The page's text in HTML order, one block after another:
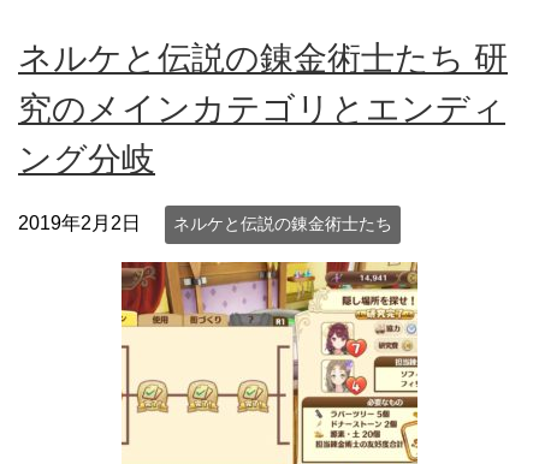
ネルケと伝説の錬金術士たち 研
究のメインカテゴリとエンディ
ング分岐
2019年2月2日 ネルケと伝説の錬金術士たち